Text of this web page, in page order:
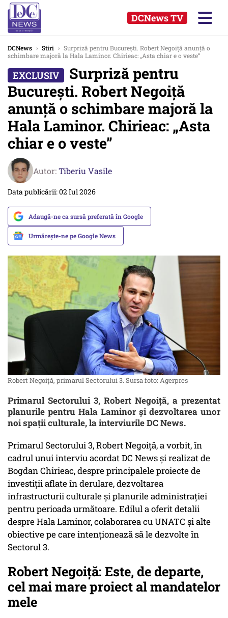
DCNews TV
DCNews › Stiri › Surpriză pentru București. Robert Negoiță anunță o
schimbare majoră la Hala Laminor. Chirieac: „Asta chiar e o veste”
Surpriză pentru
București. Robert Negoiță
anunță o schimbare majoră la
Hala Laminor. Chirieac: „Asta
chiar e o veste”
Autor:Tiberiu Vasile
Data publicării: 02 Iul 2026
Adaugă-ne ca sursă preferată în Google
Urmărește-ne pe Google News
Robert Negoiță, primarul Sectorului 3. Sursa foto: Agerpres
Primarul Sectorului 3, Robert Negoiță, a prezentat
planurile pentru Hala Laminor și dezvoltarea unor
noi spații culturale, la interviurile DC News.
Primarul Sectorului 3, Robert Negoiță, a vorbit, în
cadrul unui interviu acordat DC News și realizat de
Bogdan Chirieac, despre principalele proiecte de
investiții aflate în derulare, dezvoltarea
infrastructurii culturale și planurile administrației
pentru perioada următoare. Edilul a oferit detalii
despre Hala Laminor, colaborarea cu UNATC și alte
obiective pe care intenționează să le dezvolte în
Sectorul 3.
Robert Negoiță: Este, de departe,
cel mai mare proiect al mandatelor
mele